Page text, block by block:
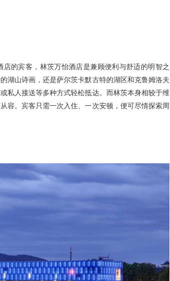
的宾客，林茨万怡酒店是兼顾便利与舒适的明智之
湖山诗画，还是萨尔茨卡默古特的湖区和克鲁姆洛夫
私人接送等多种方式轻松抵达。而林茨本身相较于维
容。宾客只需一次入住、一次安顿，便可尽情探索周